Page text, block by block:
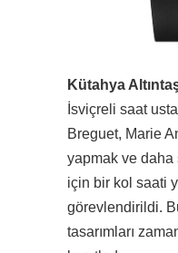
Kütahya
İsviçreli saat
Breguet, Marie
yapmak ve
için bir kol saati
görevlendirildi.
tasarımları